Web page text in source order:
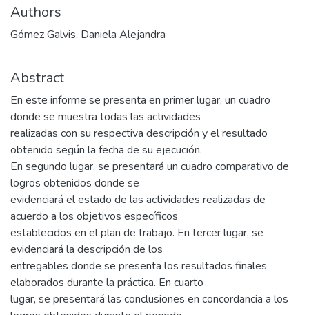
Authors
Gómez Galvis, Daniela Alejandra
Abstract
En este informe se presenta en primer lugar, un cuadro
donde se muestra todas las actividades
realizadas con su respectiva descripción y el resultado
obtenido según la fecha de su ejecución.
En segundo lugar, se presentará un cuadro comparativo de
logros obtenidos donde se
evidenciará el estado de las actividades realizadas de
acuerdo a los objetivos específicos
establecidos en el plan de trabajo. En tercer lugar, se
evidenciará la descripción de los
entregables donde se presenta los resultados finales
elaborados durante la práctica. En cuarto
lugar, se presentará las conclusiones en concordancia a los